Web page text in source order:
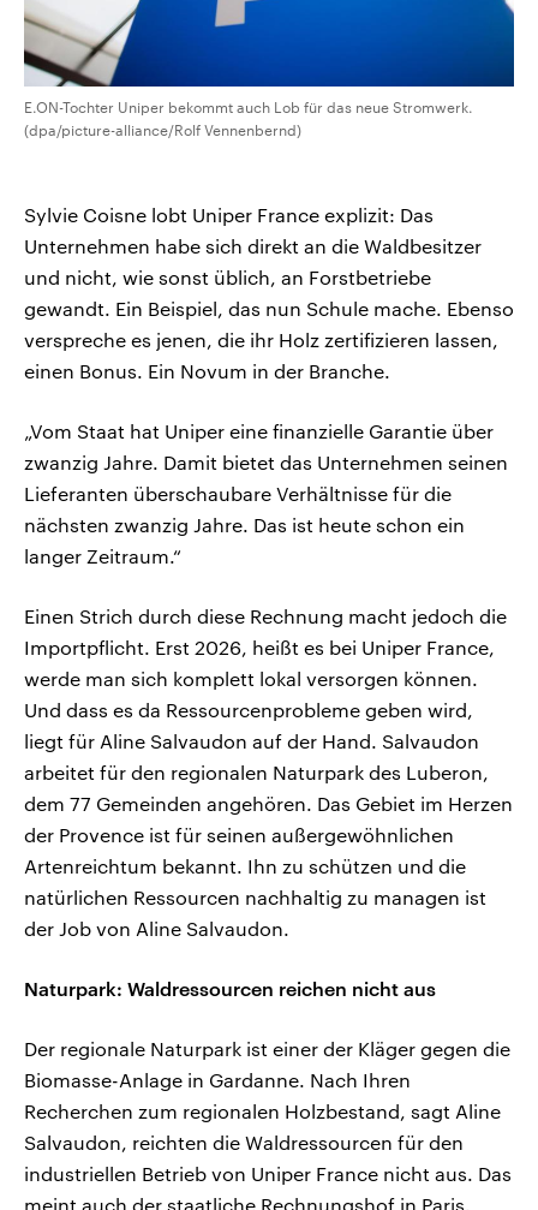
E.ON-Tochter Uniper bekommt auch Lob für das neue Stromwerk.
(dpa/picture-alliance/Rolf Vennenbernd)
Sylvie Coisne lobt Uniper France explizit: Das
Unternehmen habe sich direkt an die Waldbesitzer
und nicht, wie sonst üblich, an Forstbetriebe
gewandt. Ein Beispiel, das nun Schule mache. Ebenso
verspreche es jenen, die ihr Holz zertifizieren lassen,
einen Bonus. Ein Novum in der Branche.
„Vom Staat hat Uniper eine finanzielle Garantie über
zwanzig Jahre. Damit bietet das Unternehmen seinen
Lieferanten überschaubare Verhältnisse für die
nächsten zwanzig Jahre. Das ist heute schon ein
langer Zeitraum.“
Einen Strich durch diese Rechnung macht jedoch die
Importpflicht. Erst 2026, heißt es bei Uniper France,
werde man sich komplett lokal versorgen können.
Und dass es da Ressourcenprobleme geben wird,
liegt für Aline Salvaudon auf der Hand. Salvaudon
arbeitet für den regionalen Naturpark des Luberon,
dem 77 Gemeinden angehören. Das Gebiet im Herzen
der Provence ist für seinen außergewöhnlichen
Artenreichtum bekannt. Ihn zu schützen und die
natürlichen Ressourcen nachhaltig zu managen ist
der Job von Aline Salvaudon.
Naturpark: Waldressourcen reichen nicht aus
Der regionale Naturpark ist einer der Kläger gegen die
Biomasse-Anlage in Gardanne. Nach Ihren
Recherchen zum regionalen Holzbestand, sagt Aline
Salvaudon, reichten die Waldressourcen für den
industriellen Betrieb von Uniper France nicht aus. Das
meint auch der staatliche Rechnungshof in Paris.